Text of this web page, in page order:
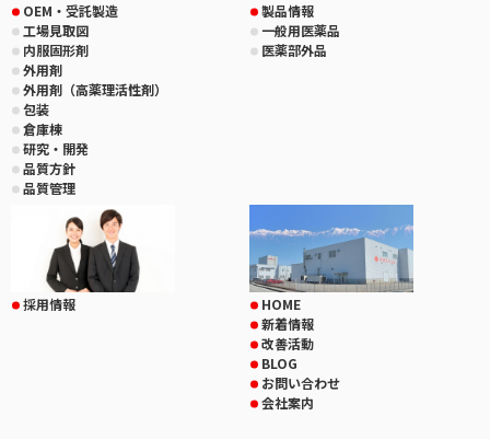
OEM・受託製造
工場見取図
内服固形剤
外用剤
外用剤（高薬理活性剤）
包装
倉庫棟
研究・開発
品質方針
品質管理
製品情報
一般用医薬品
医薬部外品
採用情報
HOME
新着情報
改善活動
BLOG
お問い合わせ
会社案内